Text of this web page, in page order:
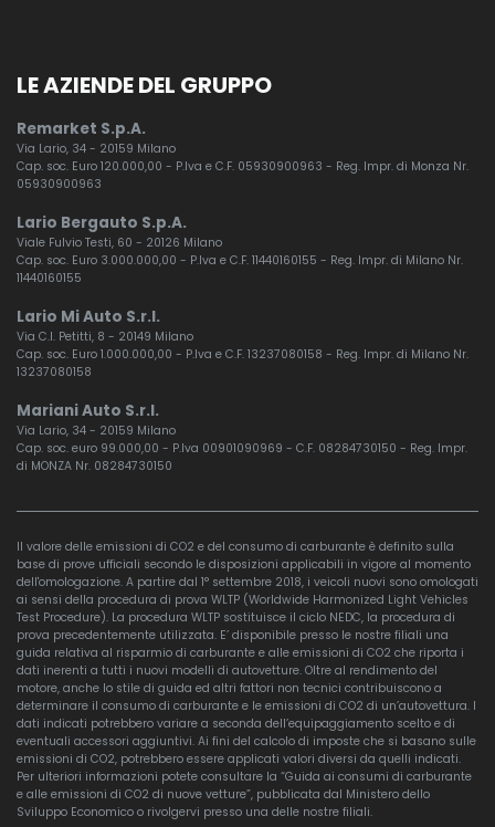
LE AZIENDE DEL GRUPPO
Remarket S.p.A.
Via Lario, 34 - 20159 Milano
Cap. soc. Euro 120.000,00 - P.Iva e C.F. 05930900963 - Reg. Impr. di Monza Nr.
05930900963
Lario Bergauto S.p.A.
Viale Fulvio Testi, 60 - 20126 Milano
Cap. soc. Euro 3.000.000,00 - P.Iva e C.F. 11440160155 - Reg. Impr. di Milano Nr.
11440160155
Lario Mi Auto S.r.l.
Via C.I. Petitti, 8 - 20149 Milano
Cap. soc. Euro 1.000.000,00 - P.Iva e C.F. 13237080158 - Reg. Impr. di Milano Nr.
13237080158
Mariani Auto S.r.l.
Via Lario, 34 - 20159 Milano
Cap. soc. euro 99.000,00 - P.Iva 00901090969 - C.F. 08284730150 - Reg. Impr.
di MONZA Nr. 08284730150
Il valore delle emissioni di CO2 e del consumo di carburante è definito sulla
base di prove ufficiali secondo le disposizioni applicabili in vigore al momento
dell'omologazione. A partire dal 1° settembre 2018, i veicoli nuovi sono omologati
ai sensi della procedura di prova WLTP (Worldwide Harmonized Light Vehicles
Test Procedure). La procedura WLTP sostituisce il ciclo NEDC, la procedura di
prova precedentemente utilizzata. E’ disponibile presso le nostre filiali una
guida relativa al risparmio di carburante e alle emissioni di CO2 che riporta i
dati inerenti a tutti i nuovi modelli di autovetture. Oltre al rendimento del
motore, anche lo stile di guida ed altri fattori non tecnici contribuiscono a
determinare il consumo di carburante e le emissioni di CO2 di un’autovettura. I
dati indicati potrebbero variare a seconda dell’equipaggiamento scelto e di
eventuali accessori aggiuntivi. Ai fini del calcolo di imposte che si basano sulle
emissioni di CO2, potrebbero essere applicati valori diversi da quelli indicati.
Per ulteriori informazioni potete consultare la “Guida ai consumi di carburante
e alle emissioni di CO2 di nuove vetture”, pubblicata dal Ministero dello
Sviluppo Economico o rivolgervi presso una delle nostre filiali.